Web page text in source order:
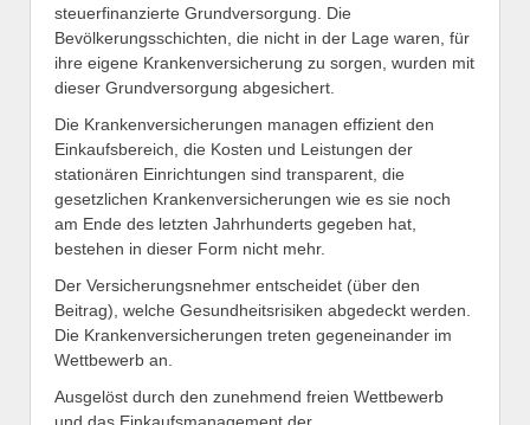
steuerfinanzierte Grundversorgung. Die
Bevölkerungsschichten, die nicht in der Lage waren, für
ihre eigene Krankenversicherung zu sorgen, wurden mit
dieser Grundversorgung abgesichert.
Die Krankenversicherungen managen effizient den
Einkaufsbereich, die Kosten und Leistungen der
stationären Einrichtungen sind transparent, die
gesetzlichen Krankenversicherungen wie es sie noch
am Ende des letzten Jahrhunderts gegeben hat,
bestehen in dieser Form nicht mehr.
Der Versicherungsnehmer entscheidet (über den
Beitrag), welche Gesundheitsrisiken abgedeckt werden.
Die Krankenversicherungen treten gegeneinander im
Wettbewerb an.
Ausgelöst durch den zunehmend freien Wettbewerb
und das Einkaufsmanagement der